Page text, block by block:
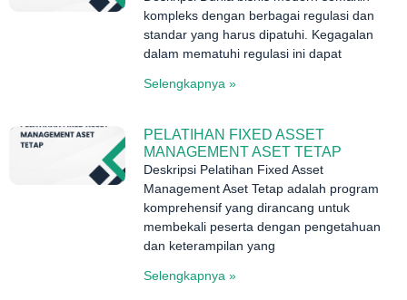
kompleks dengan berbagai regulasi dan
standar yang harus dipatuhi. Kegagalan
dalam mematuhi regulasi ini dapat
Selengkapnya »
PELATIHAN FIXED ASSET
MANAGEMENT ASET TETAP
Deskripsi Pelatihan Fixed Asset
Management Aset Tetap adalah program
komprehensif yang dirancang untuk
membekali peserta dengan pengetahuan
dan keterampilan yang
Selengkapnya »